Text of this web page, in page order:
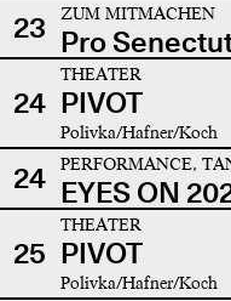
23
ZUM MITMACHEN
Pro
24
THEATER
PIVOT
Polivka/Hafner/Koch
24 PERFORMANCE,
EYES ON
25
THEATER
PIVOT
Polivka/Hafner/Koch